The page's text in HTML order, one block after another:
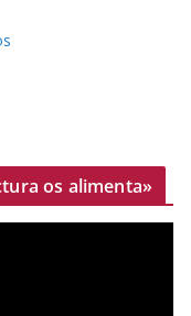
os alimenta»